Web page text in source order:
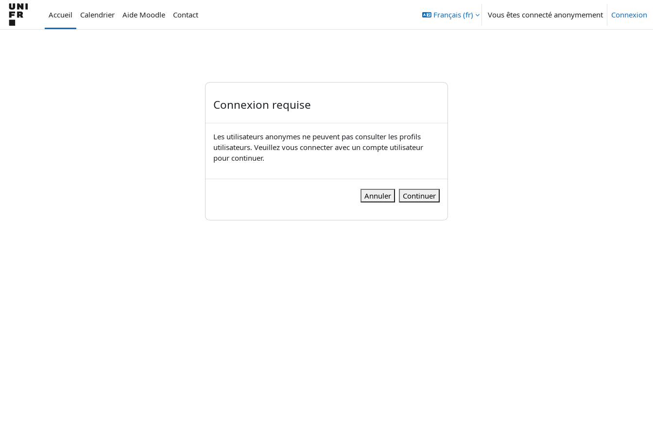
Passer au contenu principal
Accueil
Calendrier Aide Moodle Contact Français ‎(fr)‎ Vous êtes connecté anonymement Connexion
Connexion requise
Les utilisateurs anonymes ne peuvent pas consulter les profils
utilisateurs. Veuillez vous connecter avec un compte utilisateur
pour continuer.
Annuler Continuer